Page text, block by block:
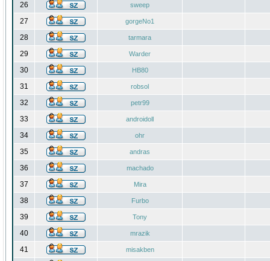
26 sweep
27 gorgeNo1
28 tarmara
29 Warder
30 HB80
31 robsol
32 petr99
33 androidoll
34 ohr
35 andras
36 machado
37 Mira
38 Furbo
39 Tony
40 mrazik
41 misakben